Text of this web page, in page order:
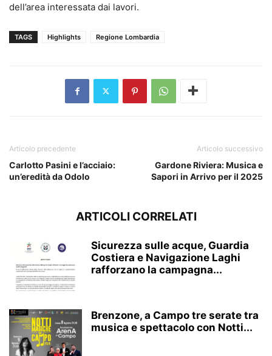
dell’area interessata dai lavori.
TAGS Highlights Regione Lombardia
Articolo precedente
Carlotto Pasini e l’acciaio:
un’eredità da Odolo
Articolo successivo
Gardone Riviera: Musica e
Sapori in Arrivo per il 2025
ARTICOLI CORRELATI
Sicurezza sulle acque, Guardia
Costiera e Navigazione Laghi
rafforzano la campagna...
Brenzone, a Campo tre serate tra
musica e spettacolo con Notti...